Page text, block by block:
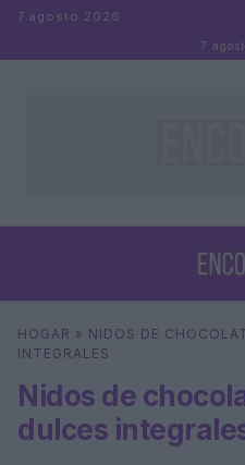
Saltar al contenido
7 agosto 2026
7
Buscar
HOGAR » NIDOS DE
INTEGRALES
Nidos de
dulces